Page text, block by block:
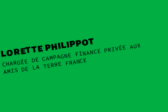
LORETTE PHILIPPOT
CHARGÉE DE CAMPAGNE FINANCE PRIVÉE AUX
AMIS DE LA TERRE FRANCE